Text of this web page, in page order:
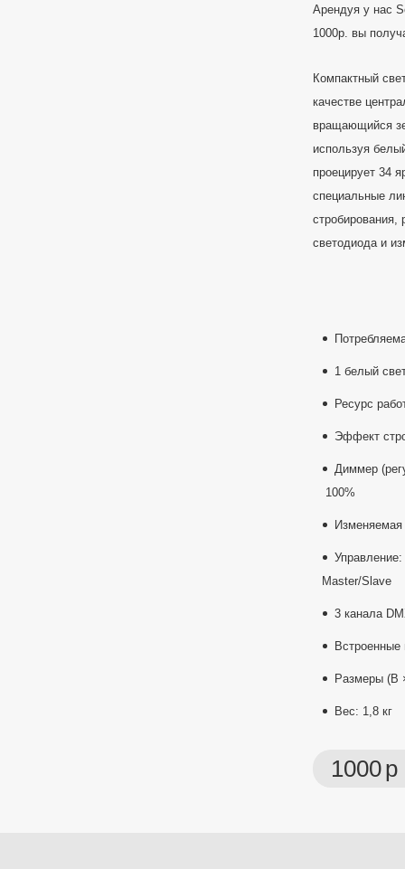
Арендуя у нас
1000р. вы
Компактный
качестве
вращающийся
используя
проецирует 34
специальные
стробирования,
светодиода и
1 белый
Ресурс
Эффект
Диммер
100%
Master/Slave
3 канала
Размеры (В
Вес: 1,8 кг
1000р